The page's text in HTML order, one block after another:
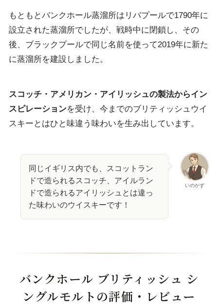
もともとバンクホール蒸溜所はリバプールで1790年に
設立された蒸溜所でしたが、戦時中に閉鎖し、その
後、ブラックプールで同じ名前を使って2019年に新た
に蒸溜所を建設しました。
スコッチ・アメリカン・アイリッシュの製法からイン
スピレーションを受け、今までのブリティッシュウイ
スキーとはひと味違う味わいを生み出しています。
いのかず
同じイギリス内でも、スコットラン
ドで造られるスコッチ、アイルラン
ドで造られるアイリッシュとは違っ
た味わいのウイスキーです！
バンクホール ブリティッシュ シ
ングルモルトの評価・レビュー